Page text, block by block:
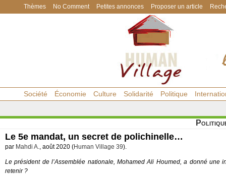
Thèmes No Comment Petites annonces Proposer un article
Société Économie Culture Solidarité Politique
Le 5e mandat, un secret de polichinelle…
par Mahdi A., août 2020 (Human Village 39).
Le président de l’Assemblée nationale, Mohamed Ali Houmed, a donné
retenir ?